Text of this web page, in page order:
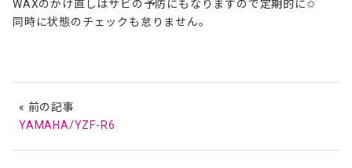
WAXのかけ直しはサビの予防にもなりますので定期的に✩
同時に状態のチェックも怠りません。
« 前の記事
YAMAHA/YZF-R6